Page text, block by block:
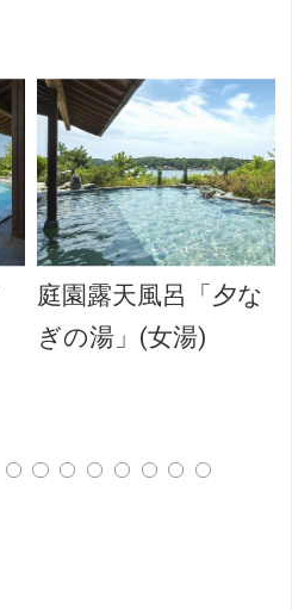
庭園露天風呂「夕な
ぎの湯」(女湯)